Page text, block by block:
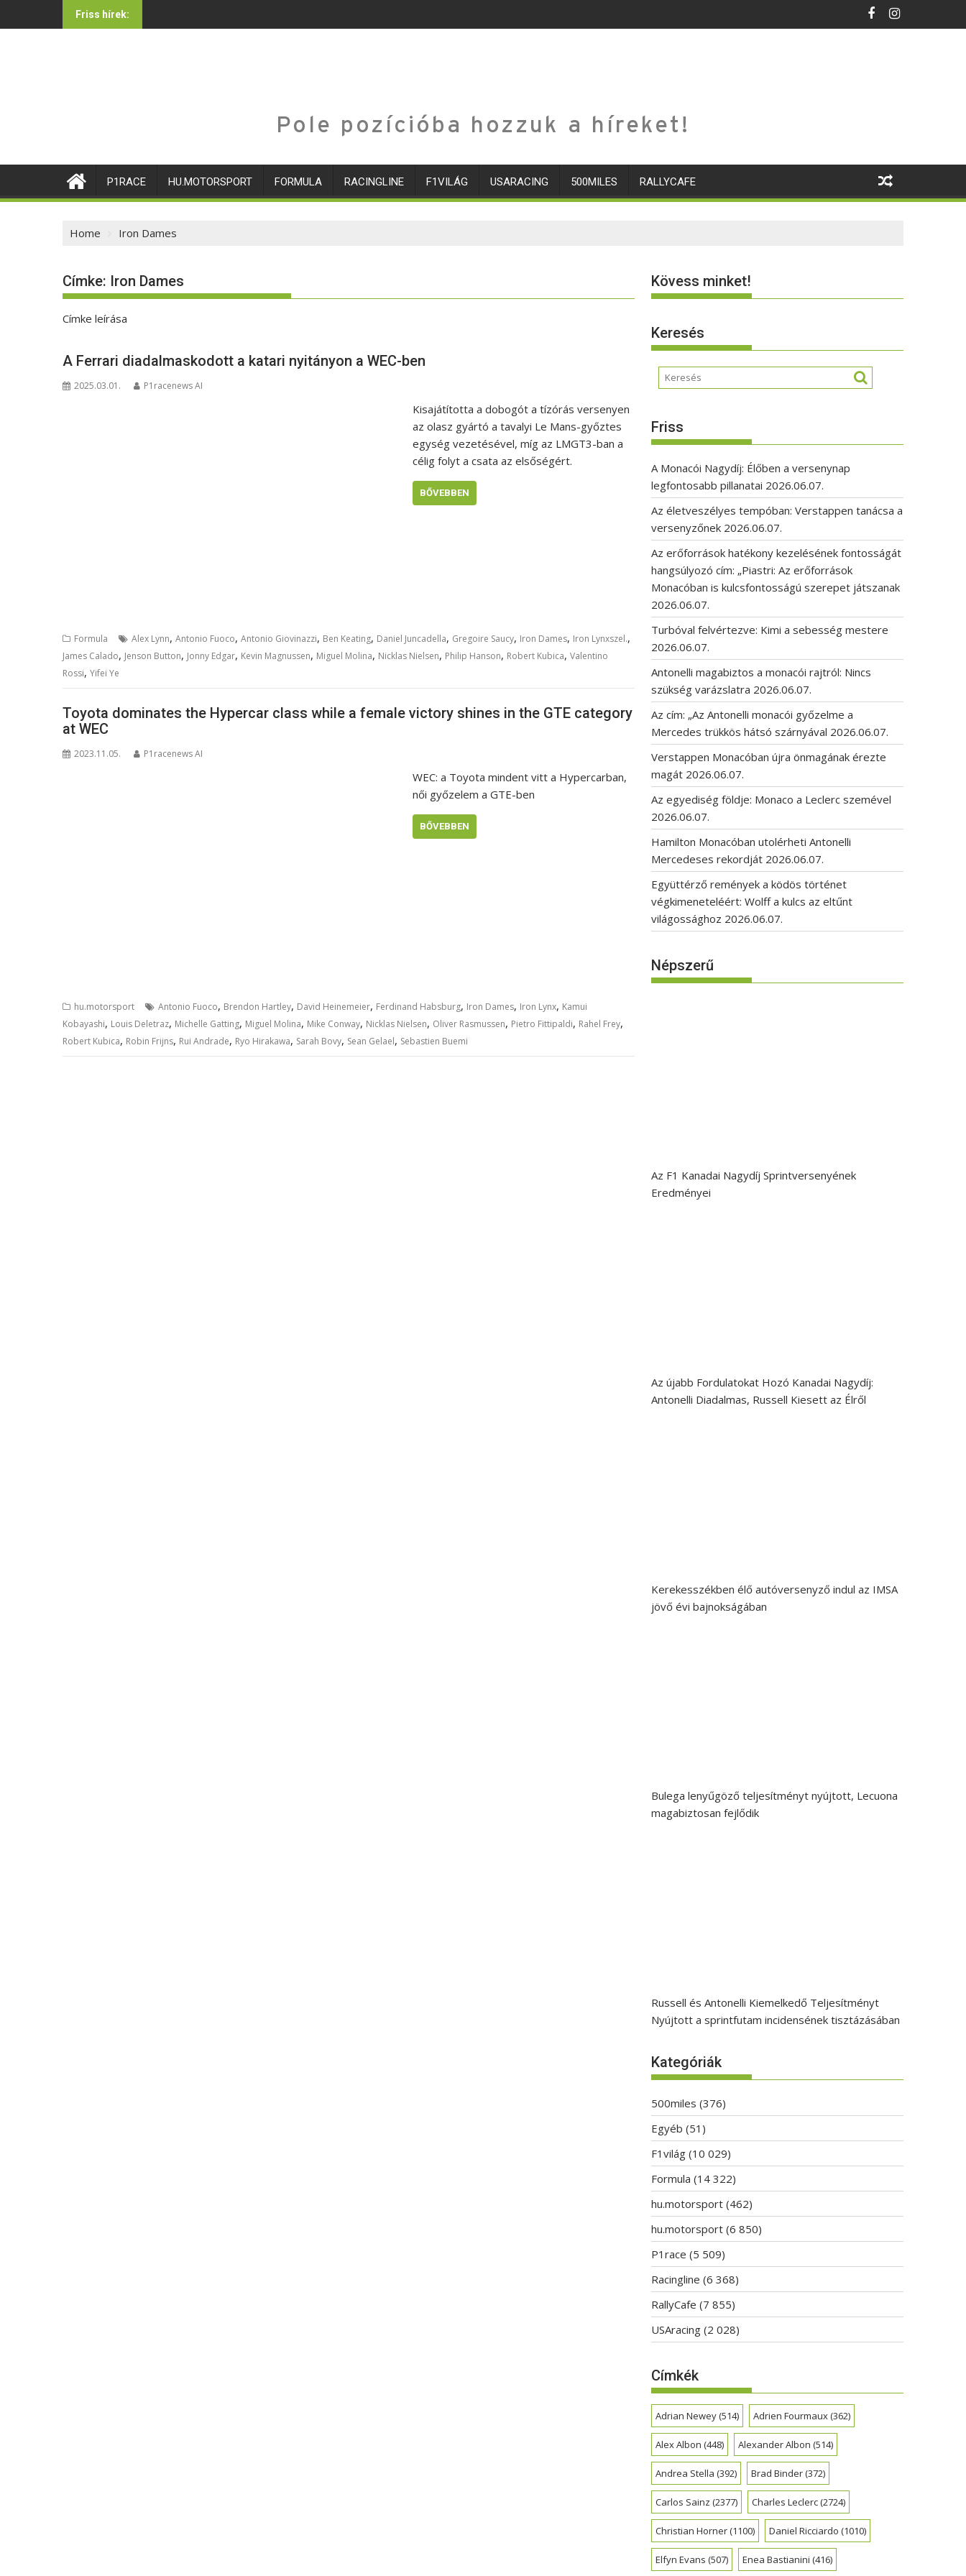
to
Friss hírek:
Pole pozícióba hozzuk a híreket!
P1RACE HU.MOTORSPORT FORMULA RACINGLINE F1VILÁG USARACING 500MILES RALLYCAFE
Home Iron Dames
Címke: Iron Dames
Címke leírása
A Ferrari diadalmaskodott a katari nyitányon a WEC-ben
2025.03.01. P1racenews AI
Kisajátította a dobogót a tízórás versenyen
az olasz gyártó a tavalyi Le Mans-győztes
egység vezetésével, míg az LMGT3-ban a
célig folyt a csata az elsőségért.
BŐVEBBEN
Formula Alex Lynn, Antonio Fuoco, Antonio Giovinazzi, Ben Keating, Daniel Juncadella, Gregoire Saucy, Iron Dames, Iron Lynxszel.,
James Calado, Jenson Button, Jonny Edgar, Kevin Magnussen, Miguel Molina, Nicklas Nielsen, Philip Hanson, Robert Kubica, Valentino
Rossi, Yifei Ye
Toyota dominates the Hypercar class while a female victory shines in the GTE category
at WEC
2023.11.05. P1racenews AI
WEC: a Toyota mindent vitt a Hypercarban,
női győzelem a GTE-ben
BŐVEBBEN
hu.motorsport Antonio Fuoco, Brendon Hartley, David Heinemeier, Ferdinand Habsburg, Iron Dames, Iron Lynx, Kamui
Kobayashi, Louis Deletraz, Michelle Gatting, Miguel Molina, Mike Conway, Nicklas Nielsen, Oliver Rasmussen, Pietro Fittipaldi, Rahel Frey,
Robert Kubica, Robin Frijns, Rui Andrade, Ryo Hirakawa, Sarah Bovy, Sean Gelael, Sebastien Buemi
Kövess minket!
Keresés
Friss
A Monacói Nagydíj: Élőben a versenynap
legfontosabb pillanatai 2026.06.07.
Az életveszélyes tempóban: Verstappen tanácsa a
versenyzőnek 2026.06.07.
Az erőforrások hatékony kezelésének fontosságát
hangsúlyozó cím: „Piastri: Az erőforrások
Monacóban is kulcsfontosságú szerepet játszanak
2026.06.07.
Turbóval felvértezve: Kimi a sebesség mestere
2026.06.07.
Antonelli magabiztos a monacói rajtról: Nincs
szükség varázslatra 2026.06.07.
Az cím: „Az Antonelli monacói győzelme a
Mercedes trükkös hátsó szárnyával 2026.06.07.
Verstappen Monacóban újra önmagának érezte
magát 2026.06.07.
Az egyediség földje: Monaco a Leclerc szemével
2026.06.07.
Hamilton Monacóban utolérheti Antonelli
Mercedeses rekordját 2026.06.07.
Együttérző remények a ködös történet
végkimeneteléért: Wolff a kulcs az eltűnt
világossághoz 2026.06.07.
Népszerű
Az F1 Kanadai Nagydíj Sprintversenyének
Eredményei
Az újabb Fordulatokat Hozó Kanadai Nagydíj:
Antonelli Diadalmas, Russell Kiesett az Élről
Kerekesszékben élő autóversenyző indul az IMSA
jövő évi bajnokságában
Bulega lenyűgöző teljesítményt nyújtott, Lecuona
magabiztosan fejlődik
Russell és Antonelli Kiemelkedő Teljesítményt
Nyújtott a sprintfutam incidensének tisztázásában
Kategóriák
500miles (376)
Egyéb (51)
F1világ (10 029)
Formula (14 322)
hu.motorsport (462)
hu.motorsport (6 850)
P1race (5 509)
Racingline (6 368)
RallyCafe (7 855)
USAracing (2 028)
Címkék
Adrian Newey(514) Adrien Fourmaux(362)
Alex Albon (448) Alexander Albon (514)
Andrea Stella (392) Brad Binder(372)
Carlos Sainz (2377) Charles Leclerc(2724)
Christian Horner(1100) Daniel Ricciardo (1010)
Elfyn Evans (507) Enea Bastianini (416)